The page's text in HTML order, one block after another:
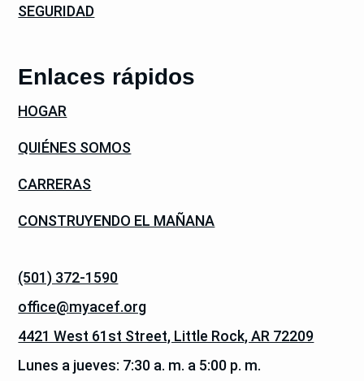
SEGURIDAD
Enlaces rápidos
HOGAR
QUIÉNES SOMOS
CARRERAS
CONSTRUYENDO EL MAÑANA
(501) 372-1590
office@myacef.org
4421 West 61st Street, Little Rock, AR 72209
Lunes a jueves: 7:30 a. m. a 5:00 p. m.